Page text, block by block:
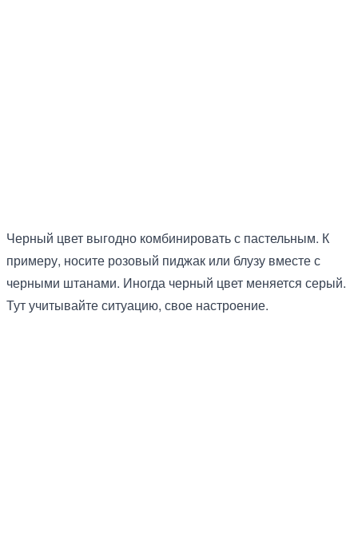
Черный цвет выгодно комбинировать с пастельным. К
примеру, носите розовый пиджак или блузу вместе с
черными штанами. Иногда черный цвет меняется серый.
Тут учитывайте ситуацию, свое настроение.